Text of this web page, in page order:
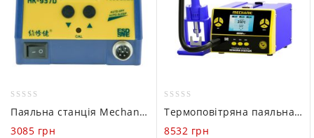
out
of
Паяльна станція Mechanic HK-937D (200-480°C / 220V / 60W)
3085 грн
out
of
Термоповітряна паяльна станція Mechanic 861DW MAX+ (100-500°C / 220V / 1000W)
8532 грн